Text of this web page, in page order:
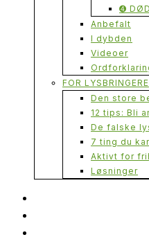
➍
Anbefalt
I dybden
Videoer
FOR LYSBRINGERE
Den store
12 tips: Bli
De falske
7 ting du
Aktivt for
Løsninger